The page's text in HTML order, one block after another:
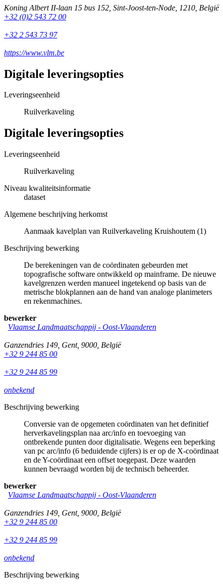
Koning Albert II-laan 15 bus 152 Sint-Joost-ten-Node 1210 België
+32 (0)2 543 72 00
+32 2 543 73 97
https://www.vlm.be
Digitale leveringsopties
Leveringseenheid
Ruilverkaveling
Digitale leveringsopties
Leveringseenheid
Ruilverkaveling
Niveau kwaliteitsinformatie
dataset
Algemene beschrijving herkomst
Aanmaak kavelplan van Ruilverkaveling Kruishoutem (1)
Beschrijving bewerking
De berekeningen van de coördinaten gebeurden met
topografische software ontwikkeld op mainframe. De nieuwe
kavelgrenzen werden manueel ingetekend op basis van de
metrische blokplannen aan de hand van analoge planimeters
en rekenmachines.
bewerker
Vlaamse Landmaatschappij - Oost-Vlaanderen
Ganzendries 149 Gent, 9000 België
+32 9 244 85 00
+32 9 244 85 99
onbekend
Beschrijving bewerking
Conversie van de opgemeten coördinaten van het definitief
herverkavelingsplan naa arc/info en toevoeging van
ontbrekende punten door digitalisatie. Wegens een beperking
van pc arc/info (6 beduidende cijfers) is er op de X-coördinaat
en de Y-coördinaat een offset toegepast. Deze waarden
kunnen bevraagd worden bij de technisch beheerder.
bewerker
Vlaamse Landmaatschappij - Oost-Vlaanderen
Ganzendries 149 Gent, 9000 België
+32 9 244 85 00
+32 9 244 85 99
onbekend
Beschrijving bewerking